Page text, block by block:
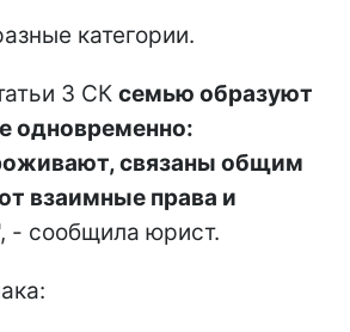
категории.
3 СК семью образуют
одновременно:
связаны общим
взаимные права и
- сообщила юрист.